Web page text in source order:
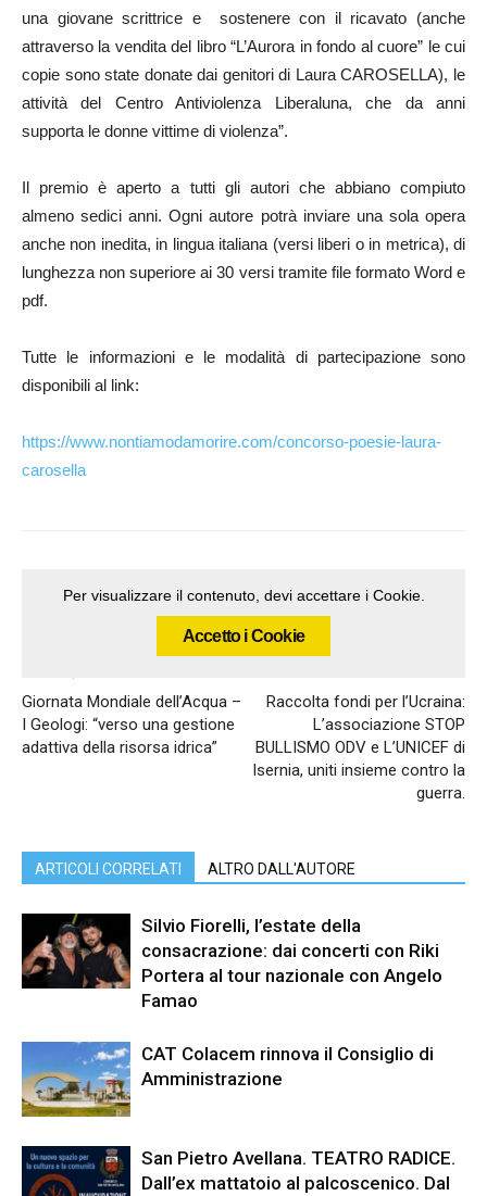
una giovane scrittrice e sostenere con il ricavato (anche
attraverso la vendita del libro “L’Aurora in fondo al cuore” le cui
copie sono state donate dai genitori di Laura CAROSELLA), le
attività del Centro Antiviolenza Liberaluna, che da anni
supporta le donne vittime di violenza”.
Il premio è aperto a tutti gli autori che abbiano compiuto
almeno sedici anni. Ogni autore potrà inviare una sola opera
anche non inedita, in lingua italiana (versi liberi o in metrica), di
lunghezza non superiore ai 30 versi tramite file formato Word e
pdf.
Tutte le informazioni e le modalità di partecipazione sono
disponibili al link:
https://www.nontiamodamorire.com/concorso-poesie-laura-
carosella
Per visualizzare il contenuto, devi accettare i Cookie.
Accetto i Cookie
Giornata Mondiale dell’Acqua –
I Geologi: “verso una gestione
adattiva della risorsa idrica”
Raccolta fondi per l’Ucraina:
L’associazione STOP
BULLISMO ODV e L’UNICEF di
Isernia, uniti insieme contro la
guerra.
ARTICOLI CORRELATI ALTRO DALL'AUTORE
Silvio Fiorelli, l’estate della
consacrazione: dai concerti con Riki
Portera al tour nazionale con Angelo
Famao
CAT Colacem rinnova il Consiglio di
Amministrazione
San Pietro Avellana. TEATRO RADICE.
Dall’ex mattatoio al palcoscenico. Dal